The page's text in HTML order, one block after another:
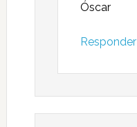
Óscar
Responder